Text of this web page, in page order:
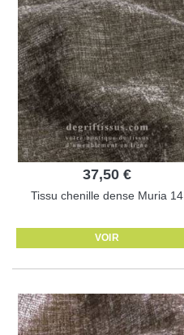
37,50 €
Tissu chenille dense Muria 14
VOIR